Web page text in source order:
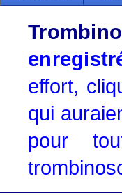
effort,
qui
pour